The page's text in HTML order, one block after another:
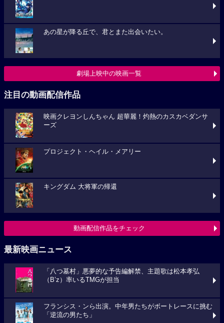
あの星が降る丘で、君とまた出会いたい。
劇場上映中の映画一覧
注目の動画配信作品
映画クレヨンしんちゃん 超華麗！灼熱のカスカベダンサ
ーズ
プロジェクト・ヘイル・メアリー
キングダム 大将軍の帰還
動画配信作品をチェック
最新映画ニュース
「八つ墓村」悪夢的な予告編解禁、主題歌は松本孝弘
（B’z）率いるTMGが担当
フランシス・ンら出演。中年男たちがボートレースに挑む
「逆流の男たち」